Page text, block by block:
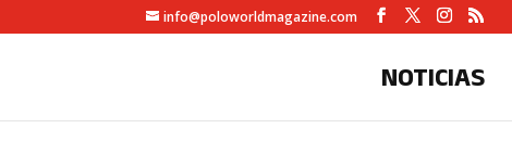
info@poloworldmagazine.com
NOTICIAS